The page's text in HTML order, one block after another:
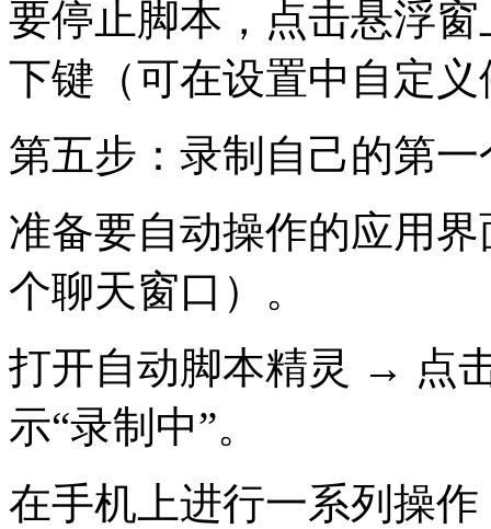
要停止脚本，点击悬浮
下键（可在设置中自定
第五步：录制自己的第一
准备要自动操作的应用
个聊天窗口）。
打开自动脚本精灵 → 点
示“录制中”。
在手机上进行一系列操